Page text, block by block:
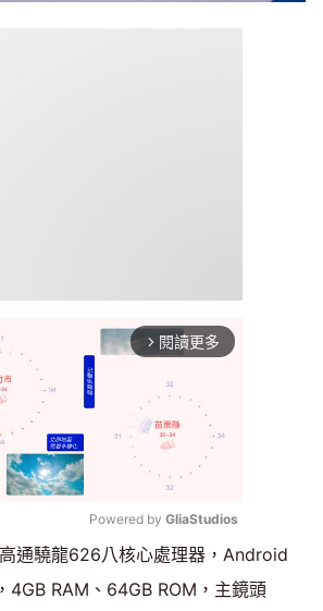
arrow_forward_ios 閱讀更多
Mute
Powered by GliaStudios
通驍龍626八核心處理器，Android
4GB RAM、64GB ROM，主鏡頭